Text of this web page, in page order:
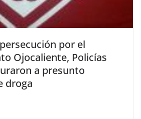
por el
Ojocaliente, Policías
a presunto
droga